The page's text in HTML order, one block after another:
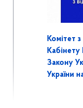
Комітет
Кабінету
Закону
України